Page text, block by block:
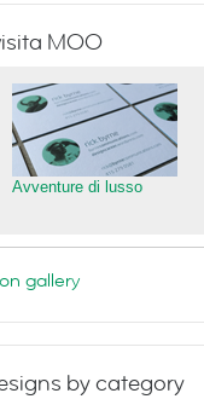
MOO
Avventure di lusso
gallery
by category